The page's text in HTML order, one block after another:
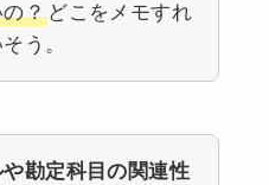
？ どこをメモすれ
う。
勘定科目の関連性